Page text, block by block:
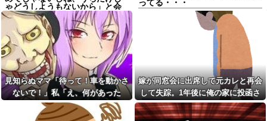
ゃどうしようもないから」と会
話が聞こえてきた→する
と・・・
生活保護の相談に行ったら、
愛猫を手放さないと無理と言わ
れた。子どものような存在だか
ら手放すのは絶対に考えられな
い・・・
妹と差をつけて育てられた。
妹「家も土地も、財産はすべて
私が継ぐ。相続は放棄して」母
「うんうん」私「わかった」 →
数年後、復讐のチャンスがや...
ってる・・・
職場で電話を取った新入社員
の女子がヒワイなことを言われ
てショックを受けたことがあっ
20年くらい前だけど当時お付
き合いがあった仲間が神社に赤
いものを身につけちゃいけない
と言ってた
父の再婚相手が職権乱用して
私達の個人情報を調べ、訪問や
電話をしてくる
見知らぬママ「待って！車を動かさ
ないで！」私「え、何があった
の！？」→慌てて降りると園長先生
が激怒していて…
嫁が同窓会に出席して元カレと再会
して失踪。1年後に俺の家に投函さ
れたものがこれ...